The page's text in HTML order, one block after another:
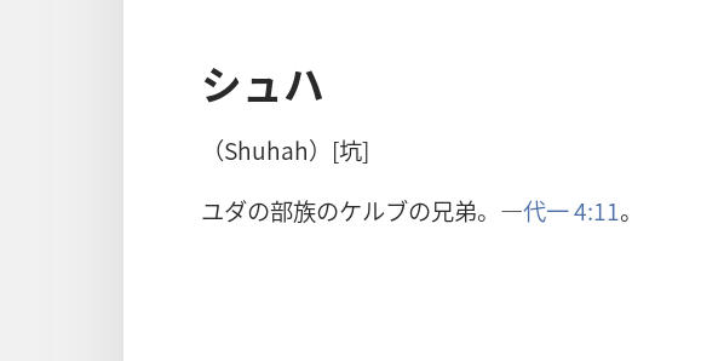
シュハ
（Shuhah）[坑]
ユダの部族のケルブの兄弟。―代一 4:11。